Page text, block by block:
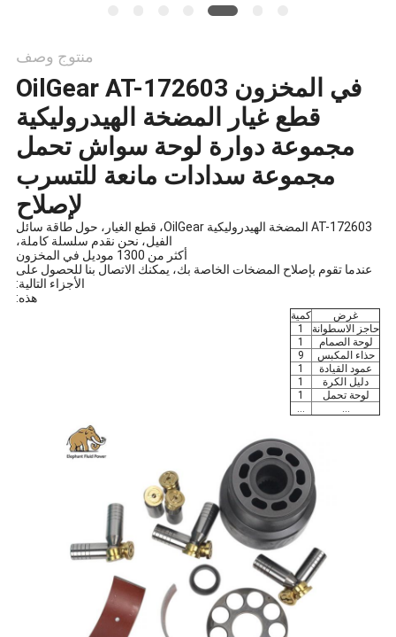
منتوج وصف
في المخزون OilGear AT-172603
قطع غيار المضخة الهيدروليكية
مجموعة دوارة لوحة سواش تحمل
مجموعة سدادات مانعة للتسرب
لإصلاح
AT-172603 المضخة الهيدروليكية OilGear، قطع الغيار، حول طاقة سائل
الفيل، نحن نقدم سلسلة كاملة،
أكثر من 1300 موديل في المخزون
عندما تقوم بإصلاح المضخات الخاصة بك، يمكنك الاتصال بنا للحصول على
الأجزاء التالية:
هذه:
غرض
كمية
حاجز الاسطوانة
1
لوحة الصمام
1
حذاء المكبس
9
عمود القيادة
1
دليل الكرة
1
لوحة تحمل
1
...
...